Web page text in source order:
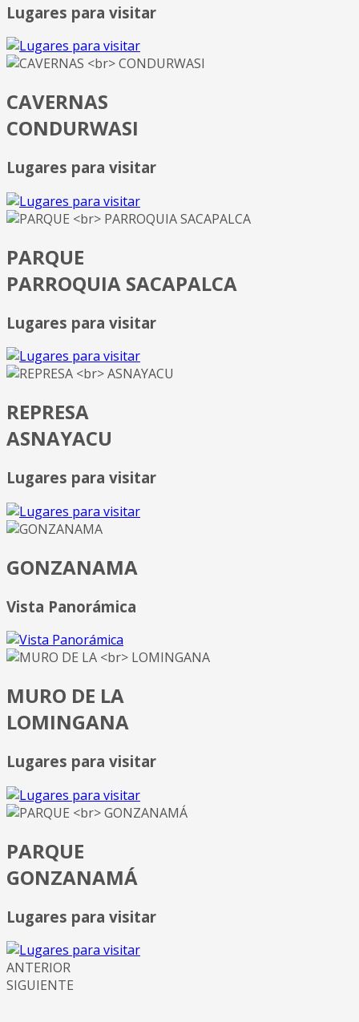
Lugares para visitar
CAVERNAS
CONDURWASI
Lugares para visitar
PARQUE
PARROQUIA SACAPALCA
Lugares para visitar
REPRESA
ASNAYACU
Lugares para visitar
GONZANAMA
Vista Panorámica
MURO DE LA
LOMINGANA
Lugares para visitar
PARQUE
GONZANAMÁ
Lugares para visitar
ANTERIOR
SIGUIENTE